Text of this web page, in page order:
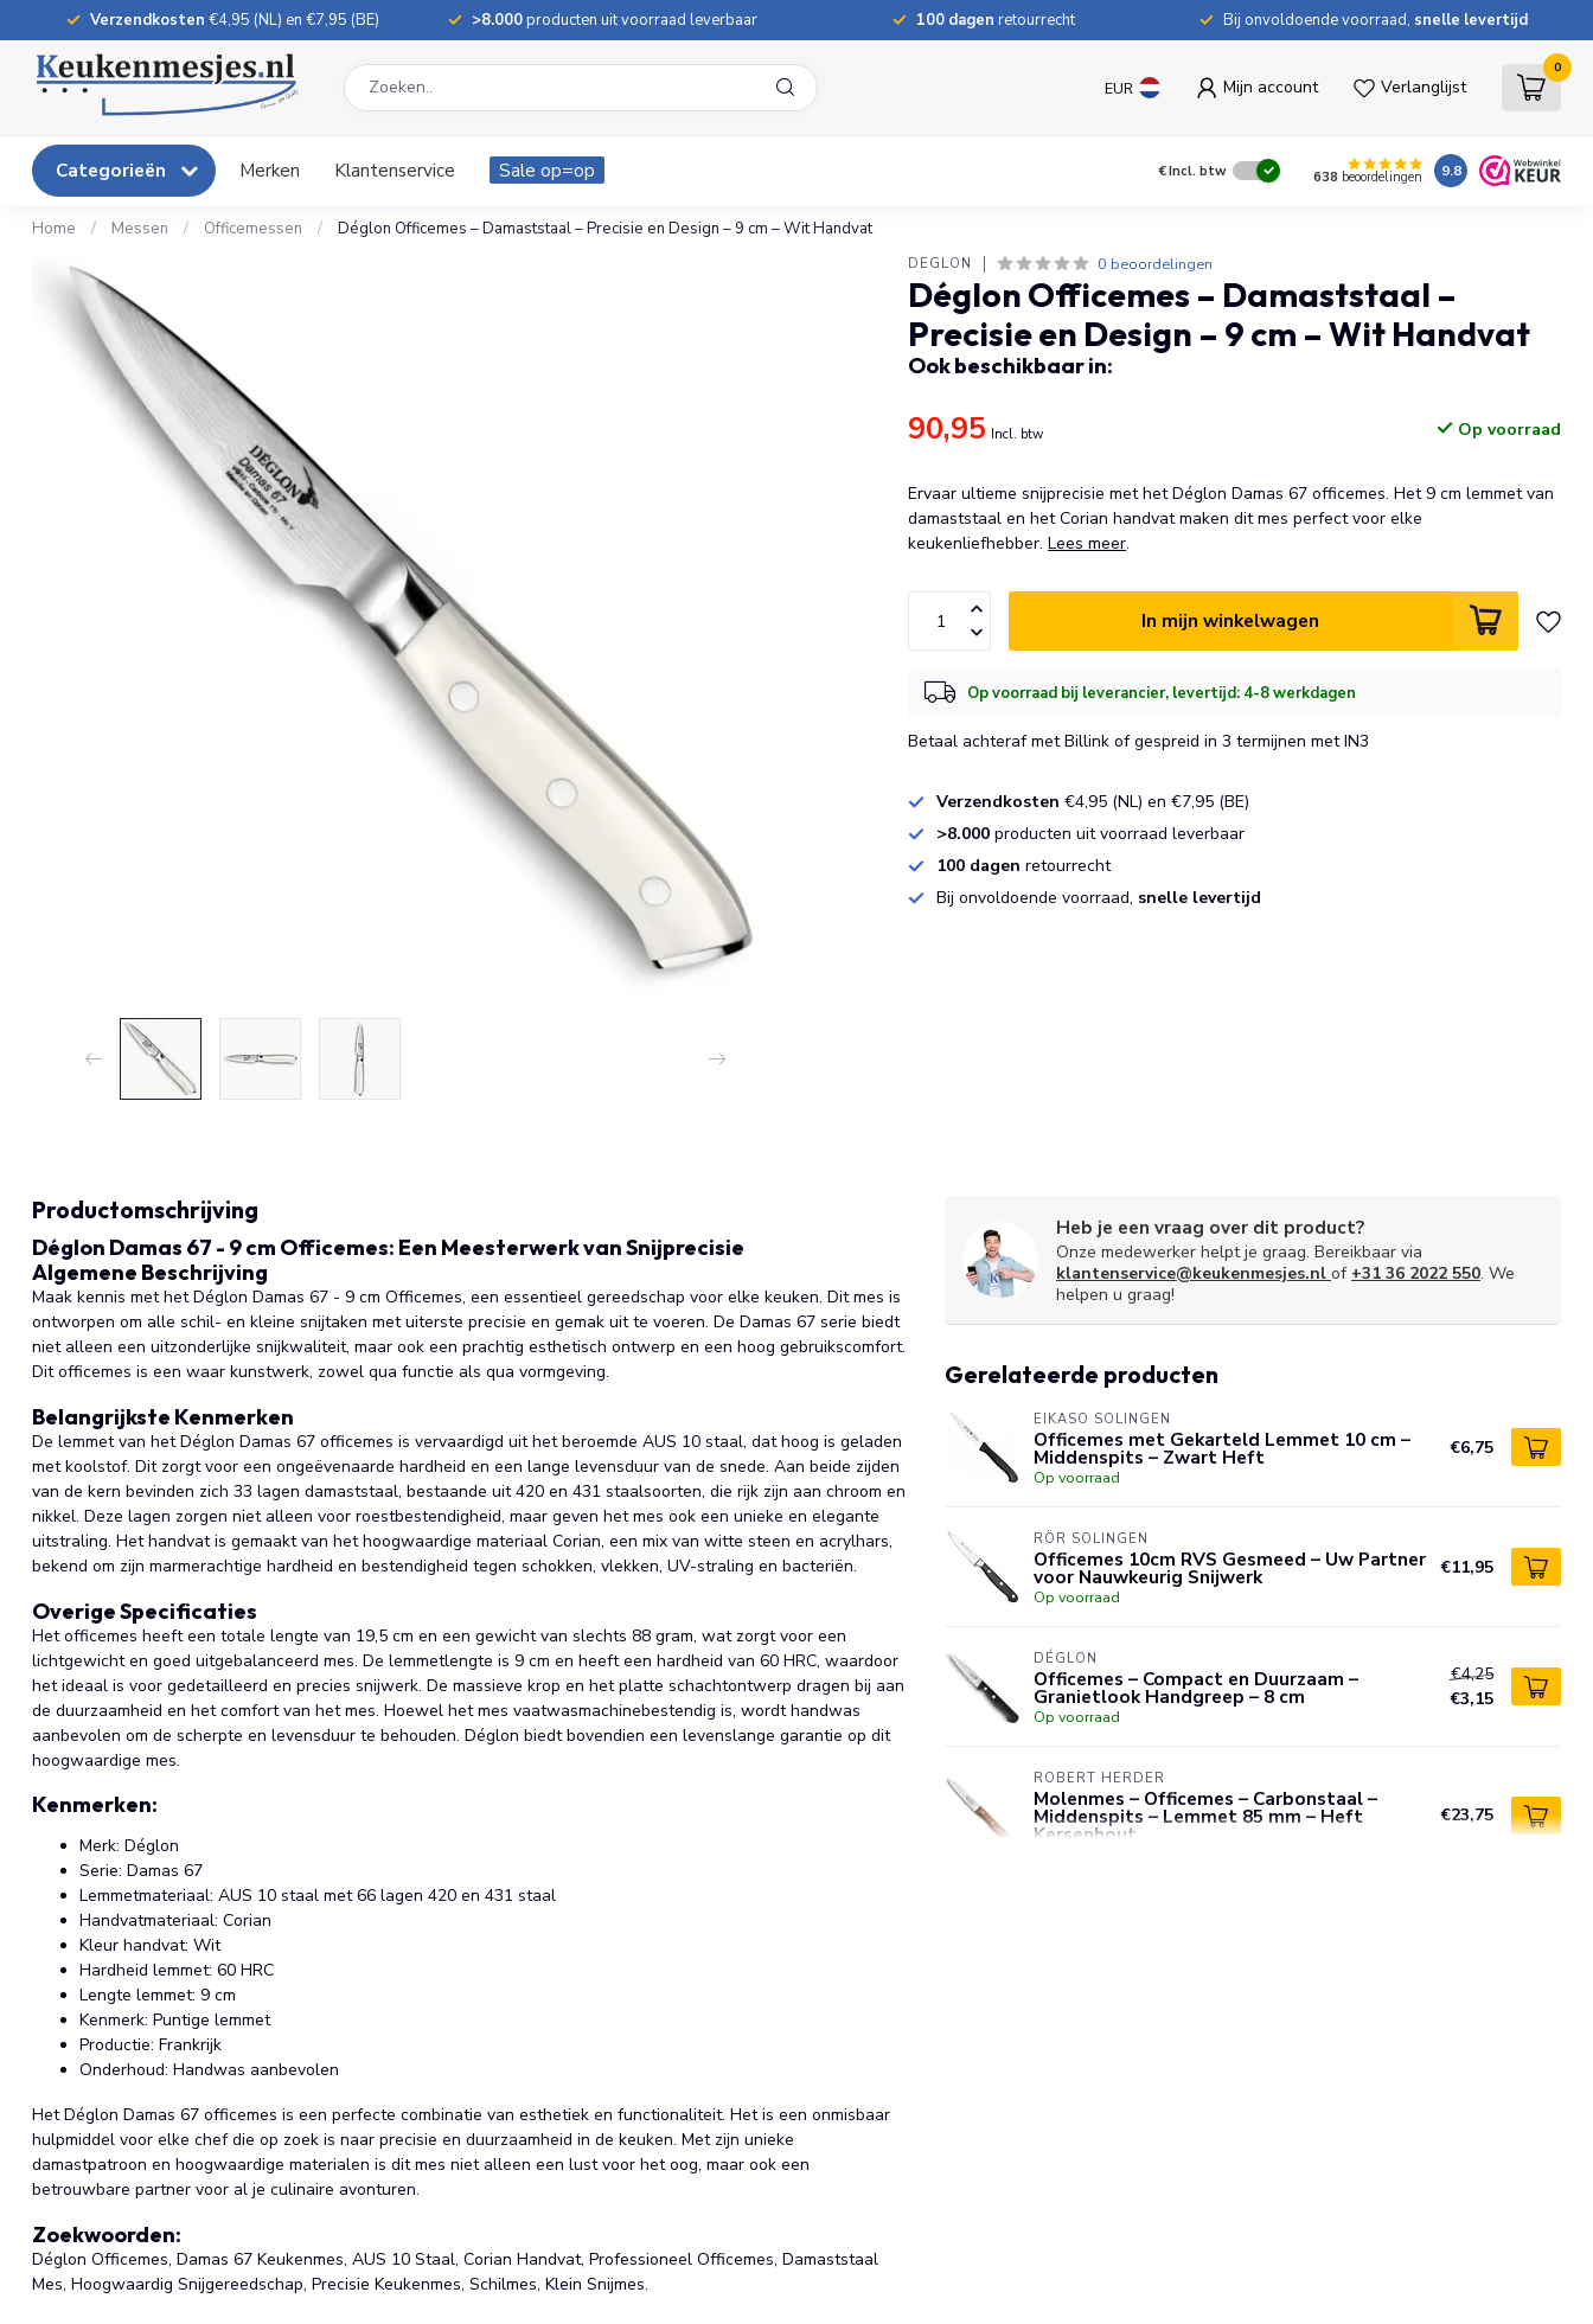
Verzendkosten €4,95 (NL) en €7,95 (BE) >8.000producten uit voorraad leverbaar 100 dagen retourrecht Bij onvoldoende voorraad, snelle levertijd
EUR Mijn account Verlanglijst
0
Categorieën Merken Klantenservice Sale op=op €Incl. btw 638 beoordelingen 9.8
Home / Messen / Officemessen / Déglon Officemes – Damaststaal – Precisie en Design – 9 cm – Wit Handvat
DÉGLON 0 beoordelingen
Déglon Officemes – Damaststaal –
Precisie en Design – 9 cm – Wit Handvat
Ook beschikbaar in:
90,95 Incl. btw Op voorraad
Ervaar ultieme snijprecisie met het Déglon Damas 67 officemes. Het 9 cm lemmet van
damaststaal en het Corian handvat maken dit mes perfect voor elke
keukenliefhebber.Lees meer.
In mijn winkelwagen
Op voorraad bij leverancier, levertijd: 4-8 werkdagen
Betaal achteraf met Billink of gespreid in 3 termijnen met IN3
Verzendkosten €4,95 (NL) en €7,95 (BE)
>8.000 producten uit voorraad leverbaar
100 dagenretourrecht
Bij onvoldoende voorraad, snelle levertijd
Productomschrijving
Déglon Damas 67 - 9 cm Officemes: Een Meesterwerk van Snijprecisie
Algemene Beschrijving
Maak kennis met het Déglon Damas 67 - 9 cm Officemes, een essentieel gereedschap voor elke keuken. Dit mes is
ontworpen om alle schil- en kleine snijtaken met uiterste precisie en gemak uit te voeren. De Damas 67 serie biedt
niet alleen een uitzonderlijke snijkwaliteit, maar ook een prachtig esthetisch ontwerp en een hoog gebruikscomfort.
Dit officemes is een waar kunstwerk, zowel qua functie als qua vormgeving.
Belangrijkste Kenmerken
De lemmet van het Déglon Damas 67 officemes is vervaardigd uit het beroemde AUS 10 staal, dat hoog is geladen
met koolstof. Dit zorgt voor een ongeëvenaarde hardheid en een lange levensduur van de snede. Aan beide zijden
van de kern bevinden zich 33 lagen damaststaal, bestaande uit 420 en 431 staalsoorten, die rijk zijn aan chroom en
nikkel. Deze lagen zorgen niet alleen voor roestbestendigheid, maar geven het mes ook een unieke en elegante
uitstraling. Het handvat is gemaakt van het hoogwaardige materiaal Corian, een mix van witte steen en acrylhars,
bekend om zijn marmerachtige hardheid en bestendigheid tegen schokken, vlekken, UV-straling en bacteriën.
Overige Specificaties
Het officemes heeft een totale lengte van 19,5 cm en een gewicht van slechts 88 gram, wat zorgt voor een
lichtgewicht en goed uitgebalanceerd mes. De lemmetlengte is 9 cm en heeft een hardheid van 60 HRC, waardoor
het ideaal is voor gedetailleerd en precies snijwerk. De massieve krop en het platte schachtontwerp dragen bij aan
de duurzaamheid en het comfort van het mes. Hoewel het mes vaatwasmachinebestendig is, wordt handwas
aanbevolen om de scherpte en levensduur te behouden. Déglon biedt bovendien een levenslange garantie op dit
hoogwaardige mes.
Kenmerken:
Merk: Déglon
Serie: Damas 67
Lemmetmateriaal: AUS 10 staal met 66 lagen 420 en 431 staal
Handvatmateriaal: Corian
Kleur handvat: Wit
Hardheid lemmet: 60 HRC
Lengte lemmet: 9 cm
Kenmerk: Puntige lemmet
Productie: Frankrijk
Onderhoud: Handwas aanbevolen
Het Déglon Damas 67 officemes is een perfecte combinatie van esthetiek en functionaliteit. Het is een onmisbaar
hulpmiddel voor elke chef die op zoek is naar precisie en duurzaamheid in de keuken. Met zijn unieke
damastpatroon en hoogwaardige materialen is dit mes niet alleen een lust voor het oog, maar ook een
betrouwbare partner voor al je culinaire avonturen.
Zoekwoorden:
Déglon Officemes, Damas 67 Keukenmes, AUS 10 Staal, Corian Handvat, Professioneel Officemes, Damaststaal
Mes, Hoogwaardig Snijgereedschap, Precisie Keukenmes, Schilmes, Klein Snijmes.
Heb je een vraag over dit product?
Onze medewerker helpt je graag. Bereikbaar via
klantenservice@keukenmesjes.nl of +31 36 2022 550. We
helpen u graag!
Gerelateerde producten
EIKASO SOLINGEN
Officemes met Gekarteld Lemmet 10 cm –
Middenspits – Zwart Heft
Op voorraad
€6,75
RÖR SOLINGEN
Officemes 10cm RVS Gesmeed – Uw Partner
voor Nauwkeurig Snijwerk
Op voorraad
€11,95
DÉGLON
Officemes – Compact en Duurzaam –
Granietlook Handgreep – 8 cm
Op voorraad
€4,25
€3,15
ROBERT HERDER
Molenmes – Officemes – Carbonstaal –
Middenspits – Lemmet 85 mm – Heft
Kersenhout
€23,75